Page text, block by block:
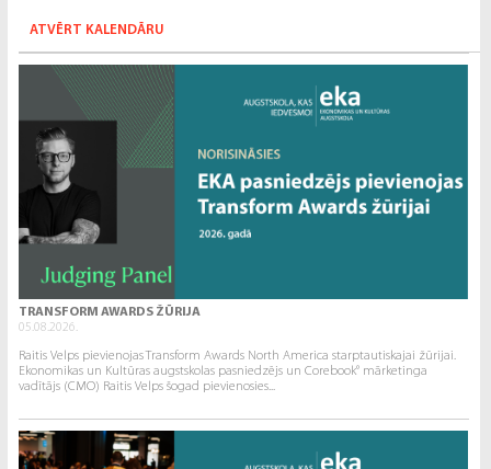
ATVĒRT KALENDĀRU
TRANSFORM AWARDS ŽŪRIJA
05.08.2026.
Raitis Velps pievienojas Transform Awards North America starptautiskajai žūrijai.
Ekonomikas un Kultūras augstskolas pasniedzējs un Corebook° mārketinga
vadītājs (CMO) Raitis Velps šogad pievienosies...